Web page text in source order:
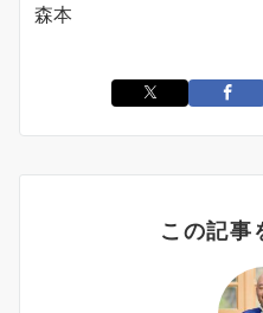
森本
この記事